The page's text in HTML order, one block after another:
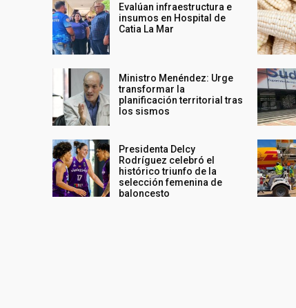
Evalúan infraestructura e
insumos en Hospital de
Catia La Mar
Ministro Menéndez: Urge
transformar la
planificación territorial tras
los sismos
Presidenta Delcy
Rodríguez celebró el
histórico triunfo de la
selección femenina de
baloncesto